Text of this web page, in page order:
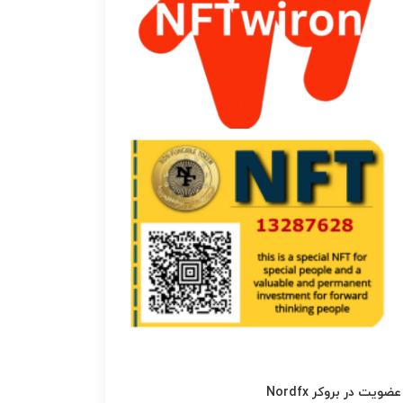
عضویت در بروکر Nordfx